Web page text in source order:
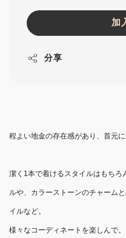
加
分享
程よい地金の存在感があり、首元
潔く1本で着けるスタイルはもちろ
ルや、カラーストーンのチャーム
イルなど。
様々なコーディネートを楽しんで。